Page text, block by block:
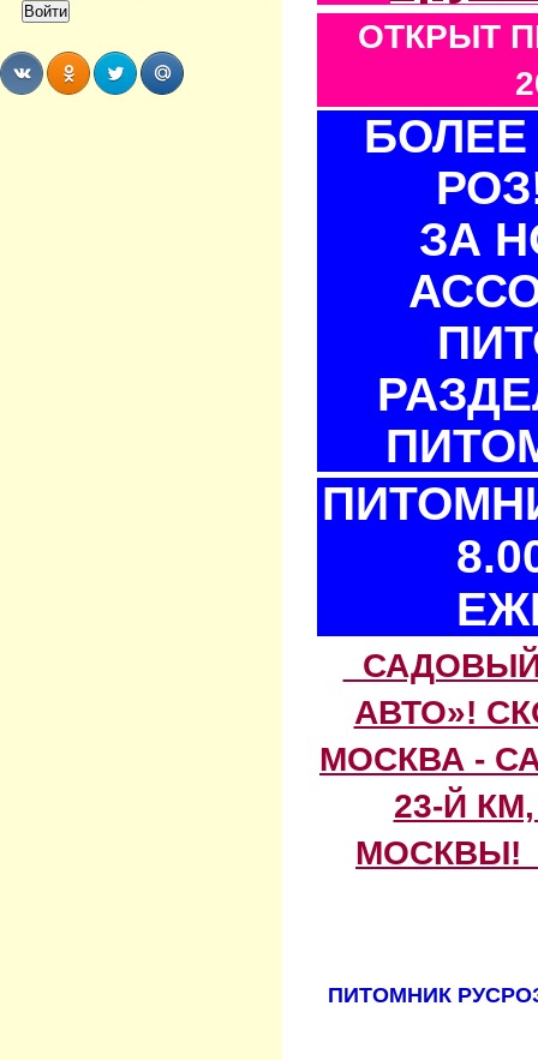
ОТКРЫТ
БОЛЕЕ
ЗА
АВТО»!
МОСКВА -
23-Й
МОСКВЫ!
ПИТОМНИК